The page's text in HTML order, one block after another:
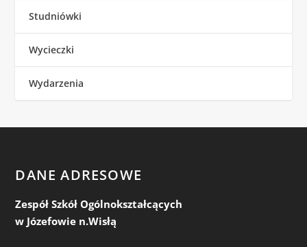
Studniówki
Wycieczki
Wydarzenia
DANE ADRESOWE
Zespół Szkół Ogólnokształcących
w Józefowie n.Wisłą